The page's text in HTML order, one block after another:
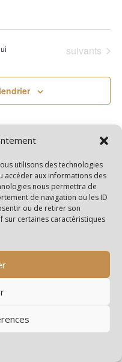
utilisons des technologies
accéder aux informations des
nous permettra de
de navigation ou les ID
ou de retirer son
sur certaines caractéristiques
Évènements
suivants